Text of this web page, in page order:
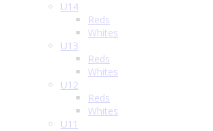
U14
Reds
Whites
U13
Reds
Whites
U12
Reds
Whites
U11